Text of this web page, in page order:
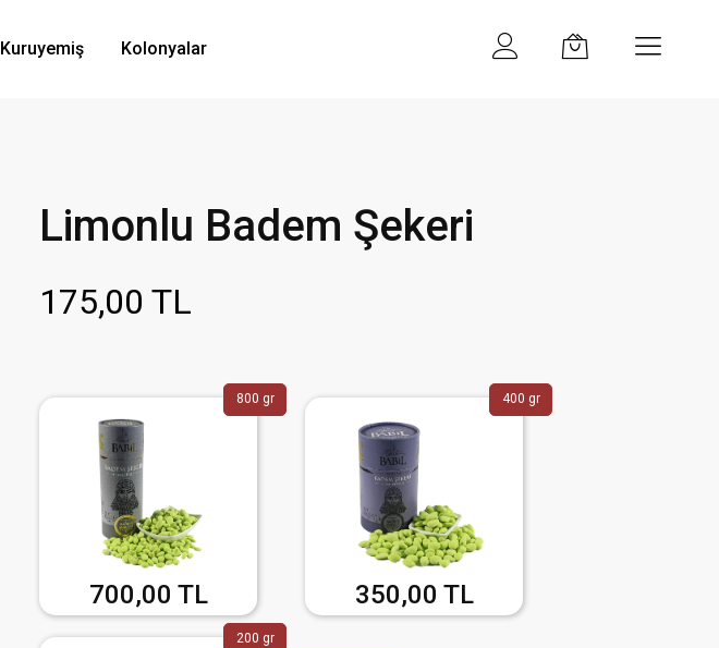
Kuruyemiş Kolonyalar
Limonlu Badem Şekeri
175,00 TL
800 gr
700,00 TL
400 gr
350,00 TL
200 gr